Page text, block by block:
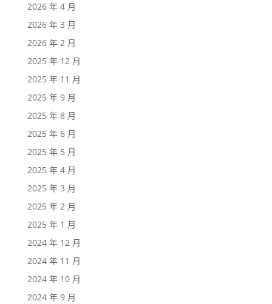
2026 年 4 月
2026 年 3 月
2026 年 2 月
2025 年 12 月
2025 年 11 月
2025 年 9 月
2025 年 8 月
2025 年 6 月
2025 年 5 月
2025 年 4 月
2025 年 3 月
2025 年 2 月
2025 年 1 月
2024 年 12 月
2024 年 11 月
2024 年 10 月
2024 年 9 月